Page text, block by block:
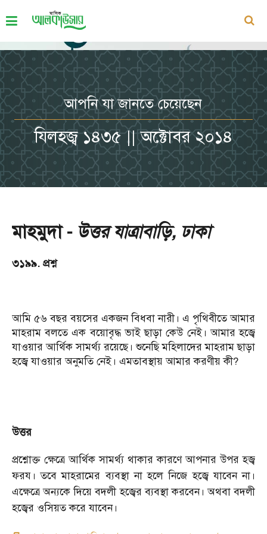
আপনি যা জানতে চেয়েছেন
যিলহজ্ব ১৪৩৫ || অক্টোবর ২০১৪
মাহমুদা - উত্তর যাত্রাবাড়ি, ঢাকা
৩১৯৯. প্রশ্ন
আমি ৫৬ বছর বয়সের একজন বিধবা নারী। এ পৃথিবীতে আমার
মাহরাম বলতে এক বয়োবৃদ্ধ ভাই ছাড়া কেউ নেই। আমার হজ্বে
যাওয়ার আর্থিক সামর্থ্য রয়েছে। শুনেছি মহিলাদের মাহরাম ছাড়া
হজ্বে যাওয়ার অনুমতি নেই। এমতাবস্থায় আমার করণীয় কী?
উত্তর
প্রশ্নোক্ত ক্ষেত্রে আর্থিক সামর্থ্য থাকার কারণে আপনার উপর হজ্ব
ফরয। তবে মাহরামের ব্যবস্থা না হলে নিজে হজ্বে যাবেন না।
এক্ষেত্রেঅন্যকে দিয়ে বদলী হজ্বের ব্যবস্থা করবেন। অথবা বদলী
হজ্বের ওসিয়ত করে যাবেন।